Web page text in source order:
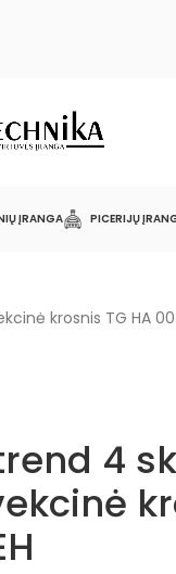
ĮRANGA PICERIJŲ
krosnis TG HA
4